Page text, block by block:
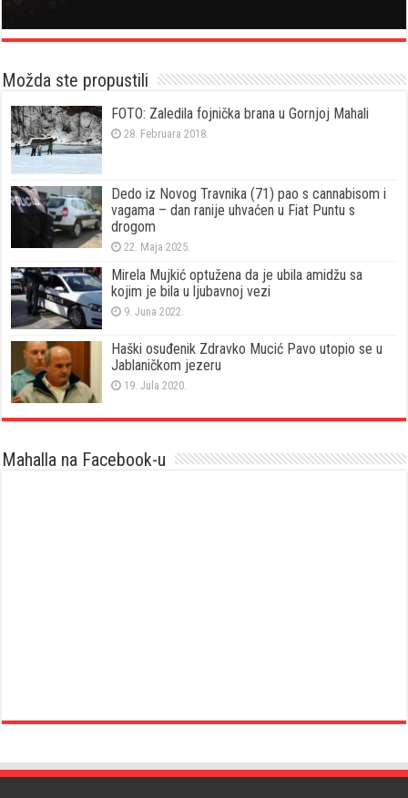
Možda ste propustili
FOTO: Zaledila fojnička brana u Gornjoj Mahali
28. Februara 2018.
Dedo iz Novog Travnika (71) pao s cannabisom i
vagama – dan ranije uhvaćen u Fiat Puntu s
drogom
22. Maja 2025.
Mirela Mujkić optužena da je ubila amidžu sa
kojim je bila u ljubavnoj vezi
9. Juna 2022.
Haški osuđenik Zdravko Mucić Pavo utopio se u
Jablaničkom jezeru
19. Jula 2020.
Mahalla na Facebook-u